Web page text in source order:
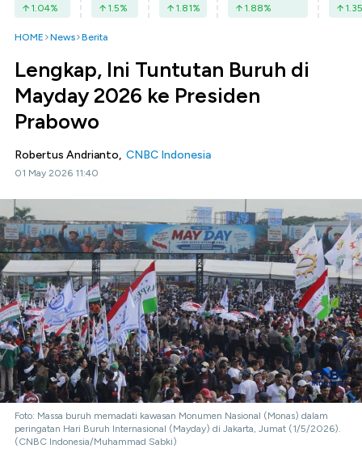
1.04% 1.5% 1.81% 1.88% 1.35
HOME News Berita
Lengkap, Ini Tuntutan Buruh di
Mayday 2026 ke Presiden
Prabowo
Robertus Andrianto, CNBC Indonesia
01 May 2026 11:40
Foto: Massa buruh memadati kawasan Monumen Nasional (Monas) dalam
peringatan Hari Buruh Internasional (Mayday) di Jakarta, Jumat (1/5/2026).
(CNBC Indonesia/Muhammad Sabki)